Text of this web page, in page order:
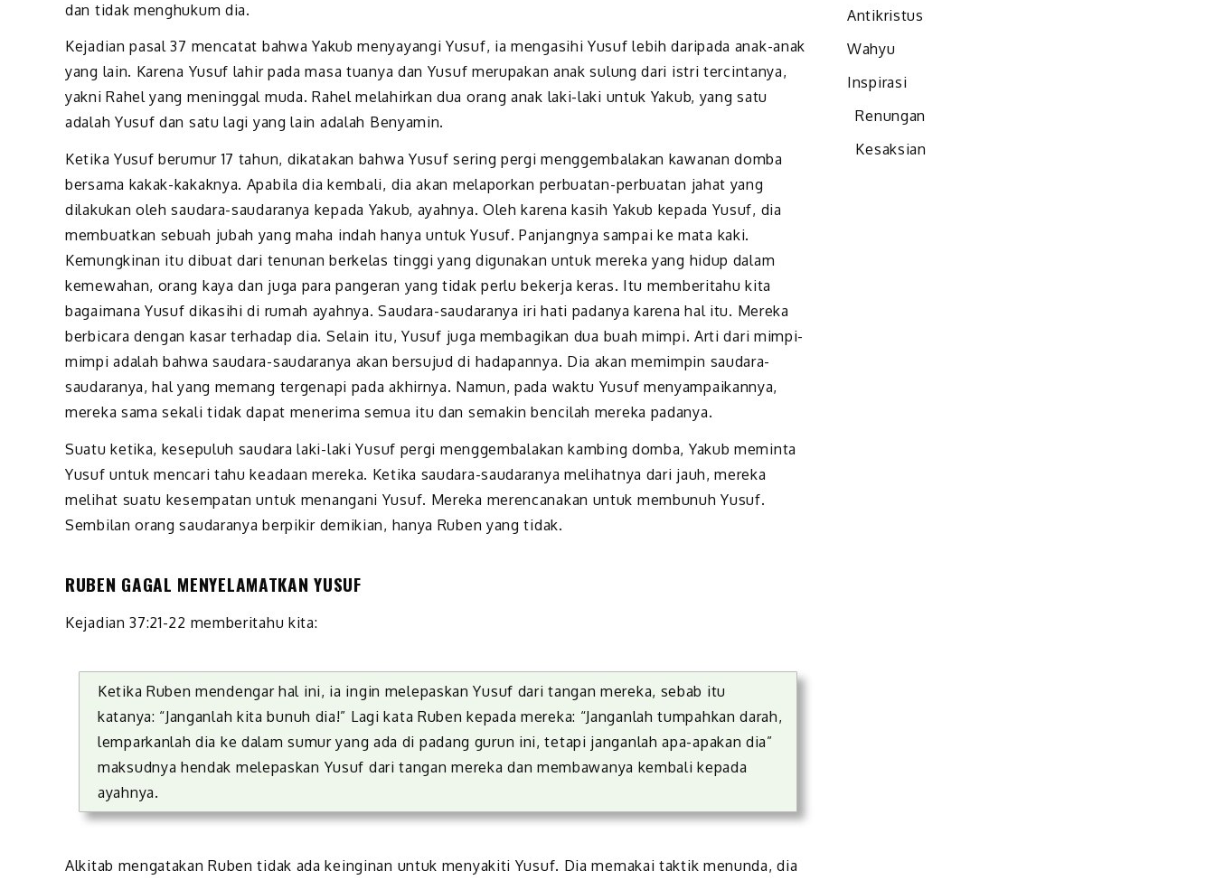
dan tidak menghukum dia.
Kejadian pasal 37 mencatat bahwa Yakub menyayangi Yusuf, ia mengasihi Yusuf lebih daripada anak-anak
yang lain. Karena Yusuf lahir pada masa tuanya dan Yusuf merupakan anak sulung dari istri tercintanya,
yakni Rahel yang meninggal muda. Rahel melahirkan dua orang anak laki-laki untuk Yakub, yang satu
adalah Yusuf dan satu lagi yang lain adalah Benyamin.
Ketika Yusuf berumur 17 tahun, dikatakan bahwa Yusuf sering pergi menggembalakan kawanan domba
bersama kakak-kakaknya. Apabila dia kembali, dia akan melaporkan perbuatan-perbuatan jahat yang
dilakukan oleh saudara-saudaranya kepada Yakub, ayahnya. Oleh karena kasih Yakub kepada Yusuf, dia
membuatkan sebuah jubah yang maha indah hanya untuk Yusuf. Panjangnya sampai ke mata kaki.
Kemungkinan itu dibuat dari tenunan berkelas tinggi yang digunakan untuk mereka yang hidup dalam
kemewahan, orang kaya dan juga para pangeran yang tidak perlu bekerja keras. Itu memberitahu kita
bagaimana Yusuf dikasihi di rumah ayahnya. Saudara-saudaranya iri hati padanya karena hal itu. Mereka
berbicara dengan kasar terhadap dia. Selain itu, Yusuf juga membagikan dua buah mimpi. Arti dari mimpi-
mimpi adalah bahwa saudara-saudaranya akan bersujud di hadapannya. Dia akan memimpin saudara-
saudaranya, hal yang memang tergenapi pada akhirnya. Namun, pada waktu Yusuf menyampaikannya,
mereka sama sekali tidak dapat menerima semua itu dan semakin bencilah mereka padanya.
Suatu ketika, kesepuluh saudara laki-laki Yusuf pergi menggembalakan kambing domba, Yakub meminta
Yusuf untuk mencari tahu keadaan mereka. Ketika saudara-saudaranya melihatnya dari jauh, mereka
melihat suatu kesempatan untuk menangani Yusuf. Mereka merencanakan untuk membunuh Yusuf.
Sembilan orang saudaranya berpikir demikian, hanya Ruben yang tidak.
RUBEN GAGAL MENYELAMATKAN YUSUF
Kejadian 37:21-22 memberitahu kita:
Ketika Ruben mendengar hal ini, ia ingin melepaskan Yusuf dari tangan mereka, sebab itu
katanya: “Janganlah kita bunuh dia!” Lagi kata Ruben kepada mereka: “Janganlah tumpahkan darah,
lemparkanlah dia ke dalam sumur yang ada di padang gurun ini, tetapi janganlah apa-apakan dia”
maksudnya hendak melepaskan Yusuf dari tangan mereka dan membawanya kembali kepada
ayahnya.
Alkitab mengatakan Ruben tidak ada keinginan untuk menyakiti Yusuf. Dia memakai taktik menunda, dia
Antikristus
Wahyu
Inspirasi
Renungan
Kesaksian